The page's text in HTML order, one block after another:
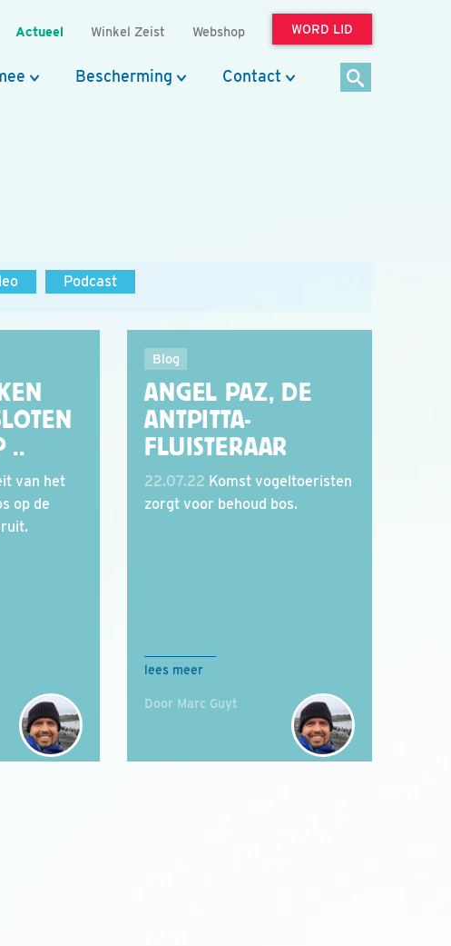
Actueel Winkel Zeist Webshop WORD LID
Bescherming Contact
Podcast
..
van het
op de
Blog
ANGEL PAZ, DE
ANTPITTA-
FLUISTERAAR
22.07.22 Komst vogeltoeristen
zorgt voor behoud bos.
lees meer
Door Marc Guyt